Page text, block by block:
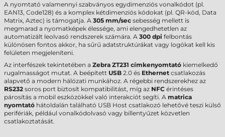
A nyomtató valamennyi szabványos egydimenziós vonalkódot (pl.
EAN13, Code128) és a komplex kétdimenziós kódokat (pl. QR-kód, Data
Matrix, Aztec) is támogatja. A 305 mm/sec sebesség mellett is
megmarad a nyomatképek élessége, ami elengedhetetlen az
automatizált leolvasó rendszerek számára. A 300 dpi felbontás
különösen fontos akkor, ha sűrű adatstruktúrákat vagy logókat kell kis
felületen megjeleníteni.
Az interfészek tekintetében a Zebra ZT231 címkenyomtató kiemelkedő
rugalmasságot mutat. A beépített USB 2.0 és Ethernet csatlakozás
alapvető a modern hálózati munkához. A régebbi rendszerekhez az
RS232 soros port biztosít kompatibilitást, míg az NFC érintéses
párosítás a mobil eszközökkel való interakciót segíti. A matrica
nyomtató hátoldalán található USB Host csatlakozó lehetővé teszi külső
perifériák, például vonalkódolvasó vagy billentyűzet közvetlen
csatlakoztatását.